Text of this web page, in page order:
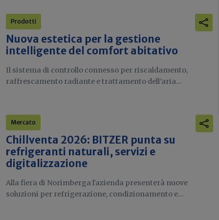
Prodotti
Nuova estetica per la gestione
intelligente del comfort abitativo
Il sistema di controllo connesso per riscaldamento,
raffrescamento radiante e trattamento dell’aria...
Mercato
Chillventa 2026: BITZER punta su
refrigeranti naturali, servizi e
digitalizzazione
Alla fiera di Norimberga l'azienda presenterà nuove
soluzioni per refrigerazione, condizionamento e...